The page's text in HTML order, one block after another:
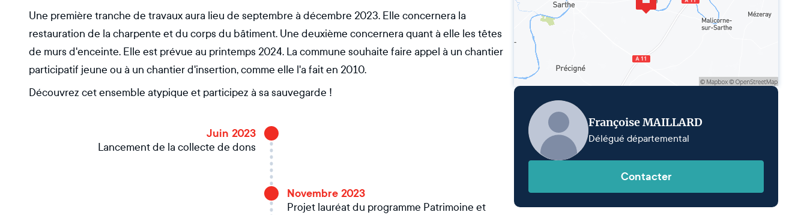
Une première tranche de travaux aura lieu de septembre à décembre 2023. Elle concernera la
restauration de la charpente et du corps du bâtiment. Une deuxième concernera quant à elle les têtes
de murs d'enceinte. Elle est prévue au printemps 2024. La commune souhaite faire appel à un chantier
participatif jeune ou à un chantier d'insertion, comme elle l'a fait en 2010.
Découvrez cet ensemble atypique et participez à sa sauvegarde !
Juin 2023
Lancement de la collecte de dons
Novembre 2023
Projet lauréat du programme Patrimoine et
Françoise MAILLARD
Délégué départemental
Contacter